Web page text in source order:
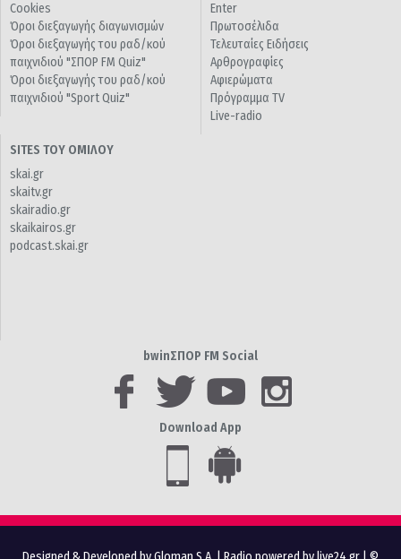
Cookies
Όροι διεξαγωγής διαγωνισμών
Όροι διεξαγωγής του ραδ/κού
παιχνιδιού "ΣΠΟΡ FM Quiz"
Όροι διεξαγωγής του ραδ/κού
παιχνιδιού "Sport Quiz"
Enter
Πρωτοσέλιδα
Τελευταίες Ειδήσεις
Αρθρογραφίες
Αφιερώματα
Πρόγραμμα TV
Live-radio
SITES ΤΟΥ ΟΜΙΛΟΥ
skai.gr
skaitv.gr
skairadio.gr
skaikairos.gr
podcast.skai.gr
bwinΣΠΟΡ FM Social
Download App